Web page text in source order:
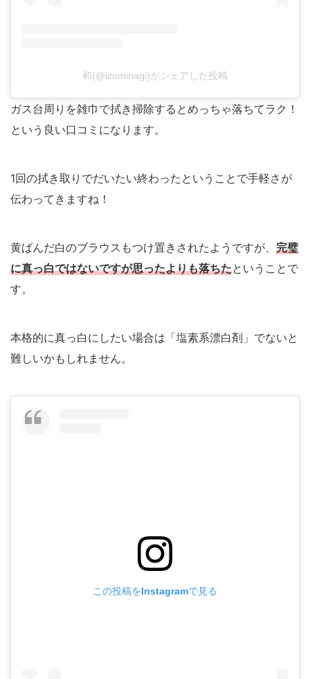
和(@izuminagi)がシェアした投稿
ガス台周りを雑巾で拭き掃除するとめっちゃ落ちてラク！
という良い口コミになります。
1回の拭き取りでだいたい終わったということで手軽さが
伝わってきますね！
黄ばんだ白のブラウスもつけ置きされたようですが、 完璧
に真っ白ではないですが思ったよりも落ちたということで
す。
本格的に真っ白にしたい場合は「塩素系漂白剤」でないと
難しいかもしれません。
この投稿をInstagramで見る